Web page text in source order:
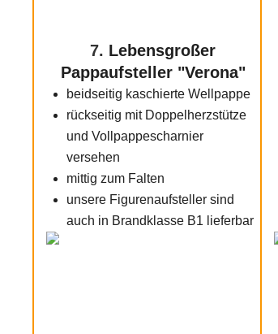
7. Lebensgroßer
Pappaufsteller "Verona"
beidseitig kaschierte Wellpappe
rückseitig mit Doppelherzstütze
und Vollpappescharnier
versehen
mittig zum Falten
unsere Figurenaufsteller sind
auch in Brandklasse B1 lieferbar